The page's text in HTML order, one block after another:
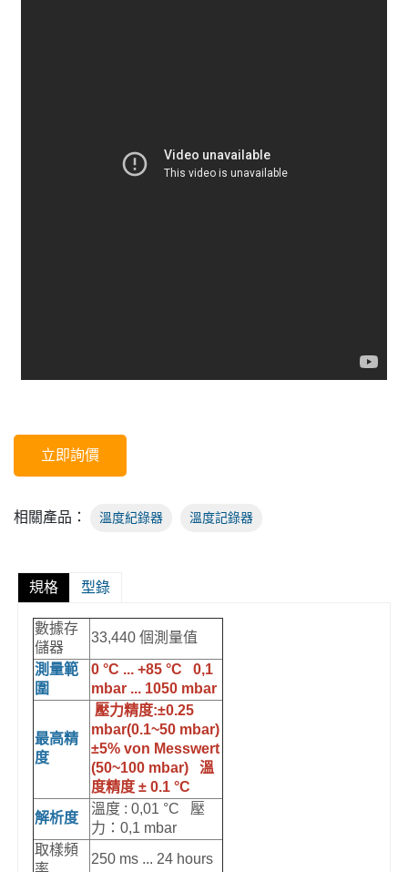
立即詢價
相關產品： 溫度紀錄器 溫度記錄器
規格 型錄
數據存
儲器
33,440 個測量值
測量範
圍
0 °C ... +85 °C 0,1
mbar ... 1050 mbar
最高精
度
壓力精度:±0.25
mbar(0.1~50 mbar)
±5% von Messwert
(50~100 mbar)
溫
度精度 ± 0.1 °C
解析度
溫度 : 0,01 °C 壓
力：0,1 mbar
取樣頻
250 ms ... 24 hours